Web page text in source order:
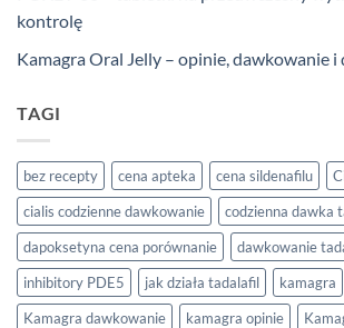
kontrolę
Kamagra Oral Jelly – opinie, dawkowanie i
TAGI
bez recepty cena apteka cena sildenafilu
cialis codzienne dawkowanie
codzienna dawka
dapoksetyna cena porównanie
dawkowanie
inhibitory PDE5
jak działa tadalafil
kamagra
Kamagra dawkowanie
kamagra opinie